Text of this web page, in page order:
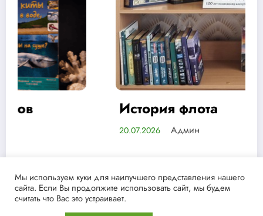
История флота
NewsBlogger - Magazine & Blog
BySpiceThemes
Мы используем куки для наилучшего представления нашего
сайта. Если Вы продолжите использовать сайт, мы будем
считать что Вас это устраивает.